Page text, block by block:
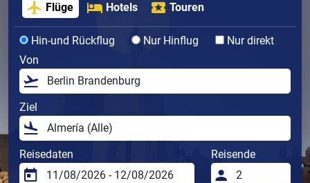
Flüge Hotels Touren
Hin-und Rückflug Nur Hinflug
Nur direkt
Von
Ziel
Reisedaten Reisende